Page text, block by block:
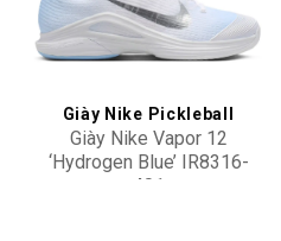
Add to
wishlist
Giày Nike Pickleball
Giày Nike Vapor 12
‘Hydrogen Blue’ IR8316-
401